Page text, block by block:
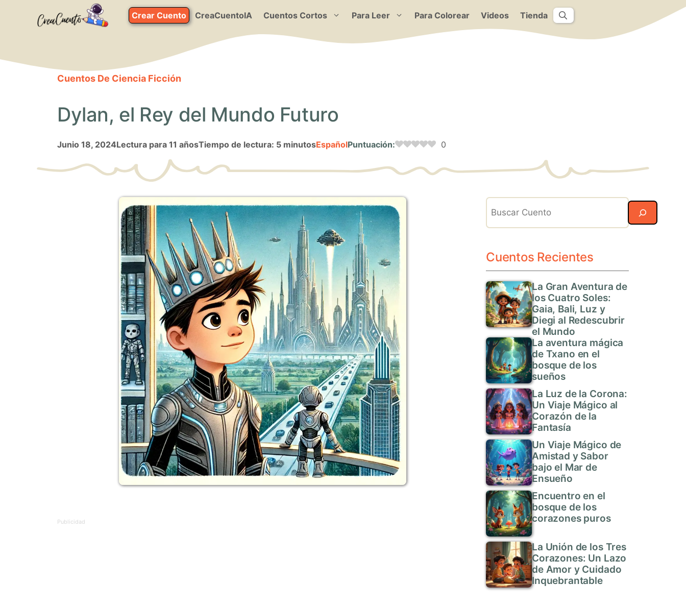
Crear Cuento CreaCuentoIA Cuentos Cortos Para Leer Para Colorear Videos Tienda
Cuentos De Ciencia Ficción
Dylan, el Rey del Mundo Futuro
junio 18, 2024Lectura para 11 añosTiempo de lectura: 5 minutosEspañolPuntuación: 0
Search
Cuentos Recientes
La Gran Aventura de
los Cuatro Soles:
Gaia, Bali, Luz y
Diegi al Redescubrir
el Mundo
La aventura mágica
de Txano en el
bosque de los
sueños
La Luz de la Corona:
Un Viaje Mágico al
Corazón de la
Fantasía
Un Viaje Mágico de
Amistad y Sabor
bajo el Mar de
Ensueño
Encuentro en el
bosque de los
corazones puros
La Unión de los Tres
Corazones: Un Lazo
de Amor y Cuidado
Inquebrantable